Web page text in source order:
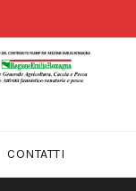
CONTATTI